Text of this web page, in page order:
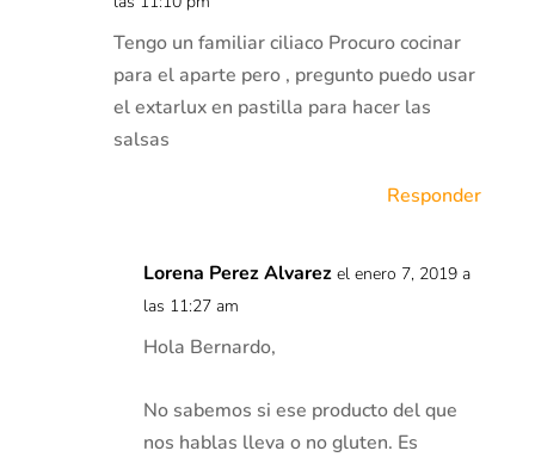
Tengo un familiar ciliaco Procuro cocinar
para el aparte pero , pregunto puedo usar
el extarlux en pastilla para hacer las
salsas
Responder
Lorena Perez Alvarez el enero 7, 2019 a
las 11:27 am
Hola Bernardo,
No sabemos si ese producto del que
nos hablas lleva o no gluten. Es